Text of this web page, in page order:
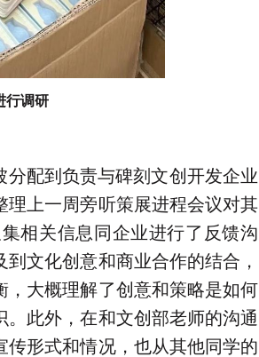
行调研
分配到负责与碑刻文创开发企业
上一周旁听策展进程会议对其
相关信息同企业进行了反馈沟
文化创意和商业合作的结合，
大概理解了创意和策略是如何
此外，在和文创部老师的沟通
形式和情况，也从其他同学的